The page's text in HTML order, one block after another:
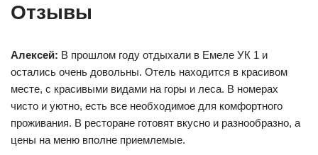
Отзывы
Алексей: В прошлом году отдыхали в Емеле УК 1 и
остались очень довольны. Отель находится в красивом
месте, с красивыми видами на горы и леса. В номерах
чисто и уютно, есть все необходимое для комфортного
проживания. В ресторане готовят вкусно и разнообразно, а
цены на меню вполне приемлемые.